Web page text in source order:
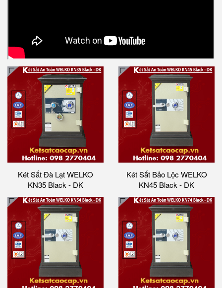
Két Sắt Đà Lạt WELKO
KN35 Black - DK
Két Sắt Bảo Lộc WELKO
KN45 Black - DK